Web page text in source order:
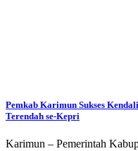
Pemkab Karimun Sukses
Terendah se-Kepri
Karimun – Pemerintah